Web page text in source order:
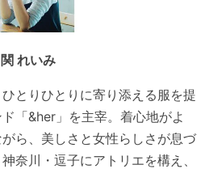
関 れいみ
とりひとりに寄り添える服を提
「&her」を主宰。着心地がよ
ら、美しさと女性らしさが息づ
奈川・逗子にアトリエを構え、